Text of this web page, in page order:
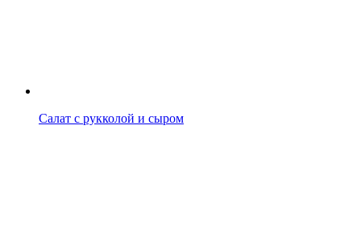
Салат с рукколой и сыром